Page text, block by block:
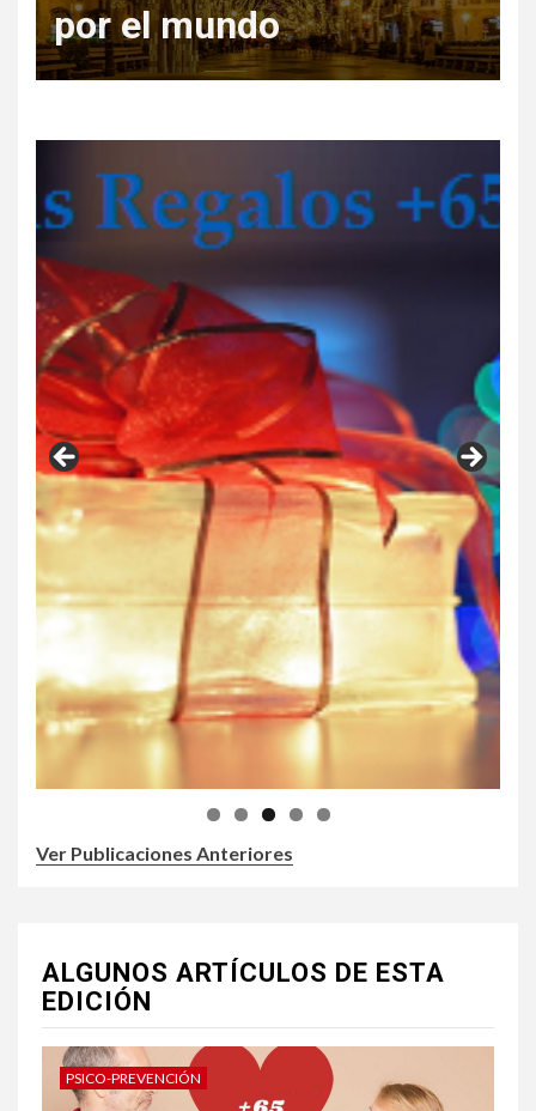
Regala Escapadas
Ver Publicaciones Anteriores
ALGUNOS ARTÍCULOS DE ESTA
EDICIÓN
PSICO-PREVENCIÓN